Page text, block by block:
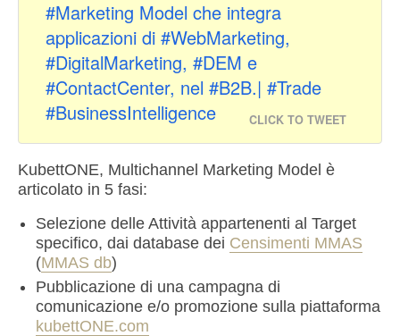
#Marketing Model che integra
applicazioni di #WebMarketing,
#DigitalMarketing, #DEM e
#ContactCenter, nel #B2B.| #Trade
#BusinessIntelligence
CLICK TO TWEET
KubettONE, Multichannel Marketing Model è
articolato in 5 fasi:
Selezione delle Attività appartenenti al Target
specifico, dai database dei Censimenti MMAS
(MMAS db)
Pubblicazione di una campagna di
comunicazione e/o promozione sulla piattaforma
kubettONE.com